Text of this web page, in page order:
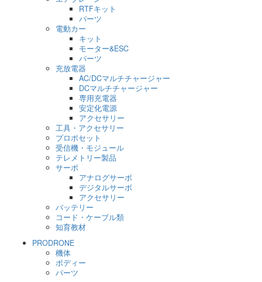
RTFキット
パーツ
電動カー
キット
モーター&ESC
パーツ
充放電器
AC/DCマルチチャージャー
DCマルチチャージャー
専用充電器
安定化電源
アクセサリー
工具・アクセサリー
プロポセット
受信機・モジュール
テレメトリー製品
サーボ
アナログサーボ
デジタルサーボ
アクセサリー
バッテリー
コード・ケーブル類
知育教材
PRODRONE
機体
ボディー
パーツ